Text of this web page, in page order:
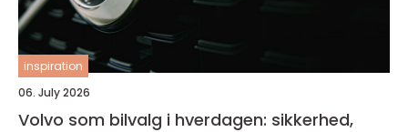
inspiration
06. July 2026
Volvo som bilvalg i hverdagen: sikkerhed,